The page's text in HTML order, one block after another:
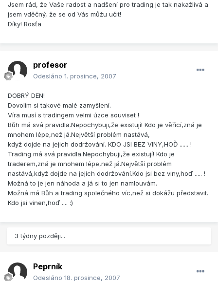
Jsem rád, že Vaše radost a nadšení pro trading je tak nakažlivá a
jsem vděčný, že se od Vás můžu učit!
Díky! Rosťa
profesor
Odesláno 1. prosince, 2007
DOBRÝ DEN!
Dovolím si takové malé zamyšlení.
Víra musí s tradingem velmi úzce souviset !
Bůh má svá pravidla.Nepochybuji,že existují! Kdo je věřící,zná je
mnohem lépe,než já.Největší problém nastává,
když dojde na jejich dodržování. KDO JSI BEZ VINY,HOĎ ...... !
Trading má svá pravidla.Nepochybuji,že existují! Kdo je
traderem,zná je mnohem lépe,než já.Největší problém
nastává,když dojde na jejich dodržování.Kdo jsi bez viny,hoď ..... !
Možná to je jen náhoda a já si to jen namlouvám.
Možná má Bůh a trading společného víc,než si dokážu představit.
Kdo jsi vinen,hoď .... :)
3 týdny později...
Peprník
Odesláno 18. prosince, 2007